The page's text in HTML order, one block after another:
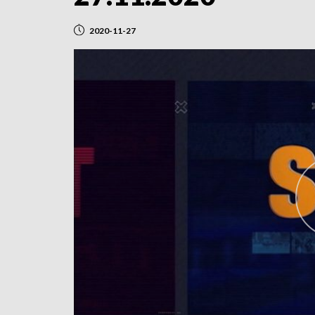
2020-11-27